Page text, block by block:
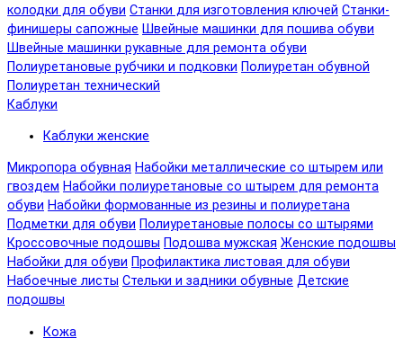
колодки для обуви Станки для изготовления ключей Станки-
финишеры сапожные Швейные машинки для пошива обуви
Швейные машинки рукавные для ремонта обуви
Полиуретановые рубчики и подковки Полиуретан обувной
Полиуретан технический
Каблуки
Каблуки женские
Микропора обувная Набойки металлические со штырем или
гвоздем Набойки полиуретановые со штырем для ремонта
обуви Набойки формованные из резины и полиуретана
Подметки для обуви Полиуретановые полосы со штырями
Кроссовочные подошвы Подошва мужская Женские подошвы
Набойки для обуви Профилактика листовая для обуви
Набоечные листы Стельки и задники обувные Детские
подошвы
Кожа